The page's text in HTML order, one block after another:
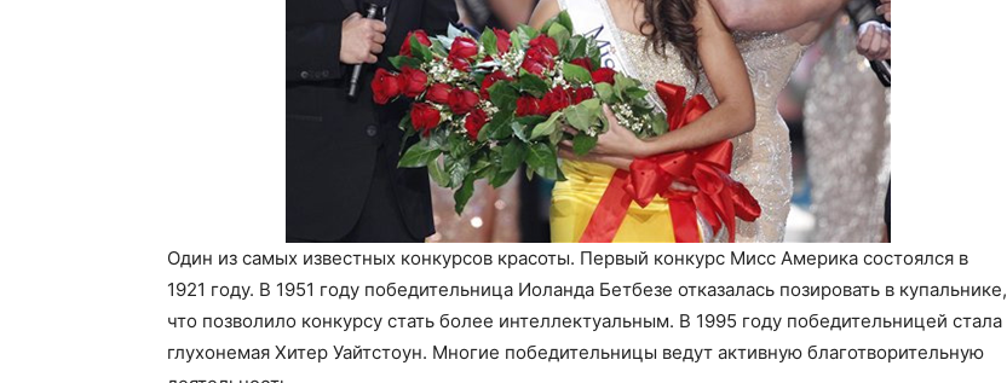
Один из самых известных конкурсов красоты. Первый конкурс Мисс Америка состоялся в
1921 году. В 1951 году победительница Иоланда Бетбезе отказалась позировать в купальнике,
что позволило конкурсу стать более интеллектуальным. В 1995 году победительницей стала
глухонемая Хитер Уайтстоун. Многие победительницы ведут активную благотворительную